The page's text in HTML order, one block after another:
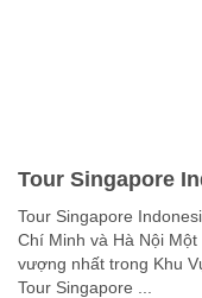
Tour Singapore
Đêm K/H Hà Nội
Tour Singapore
Chí Minh và Hà Nội
vượng nhất trong Khu
Tour Singapore ...